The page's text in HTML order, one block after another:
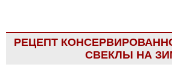
РЕЦЕПТ
СВЕКЛЫ НА